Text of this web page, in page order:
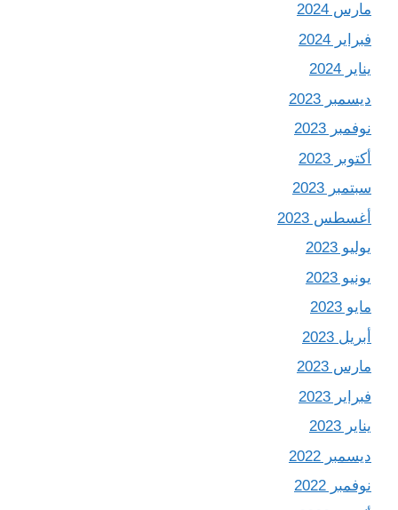
مارس 2024
فبراير 2024
يناير 2024
ديسمبر 2023
نوفمبر 2023
أكتوبر 2023
سبتمبر 2023
أغسطس 2023
يوليو 2023
يونيو 2023
مايو 2023
أبريل 2023
مارس 2023
فبراير 2023
يناير 2023
ديسمبر 2022
نوفمبر 2022